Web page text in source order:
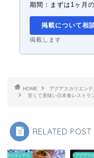
期間：まずは1ヶ月
掲載について相
掲載します
HOME
アグアスカリエンテ
安くて美味い日本食レストラ
RELATED POST
スカリエンテス アグアス